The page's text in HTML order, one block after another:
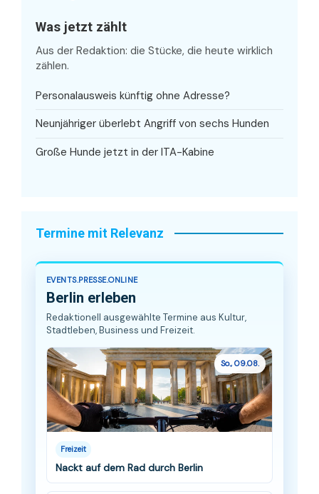
Was jetzt zählt
Aus der Redaktion: die Stücke, die heute wirklich
zählen.
Personalausweis künftig ohne Adresse?
Neunjähriger überlebt Angriff von sechs Hunden
Große Hunde jetzt in der ITA-Kabine
Termine mit Relevanz
EVENTS.PRESSE.ONLINE
Berlin erleben
Redaktionell ausgewählte Termine aus Kultur,
Stadtleben, Business und Freizeit.
So., 09.08.
Freizeit
Nackt auf dem Rad durch Berlin